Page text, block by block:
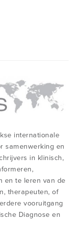
internationale
samenwerking en
in klinisch,
en te leren van de
therapeuten, of
vooruitgang
Diagnose en